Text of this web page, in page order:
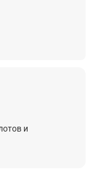
и